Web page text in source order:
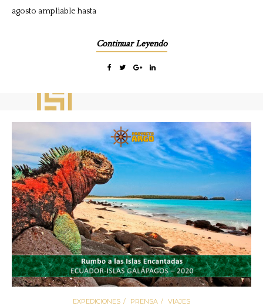
agosto ampliable hasta
Continuar Leyendo
EXPEDICIONES PRENSA VIAJES